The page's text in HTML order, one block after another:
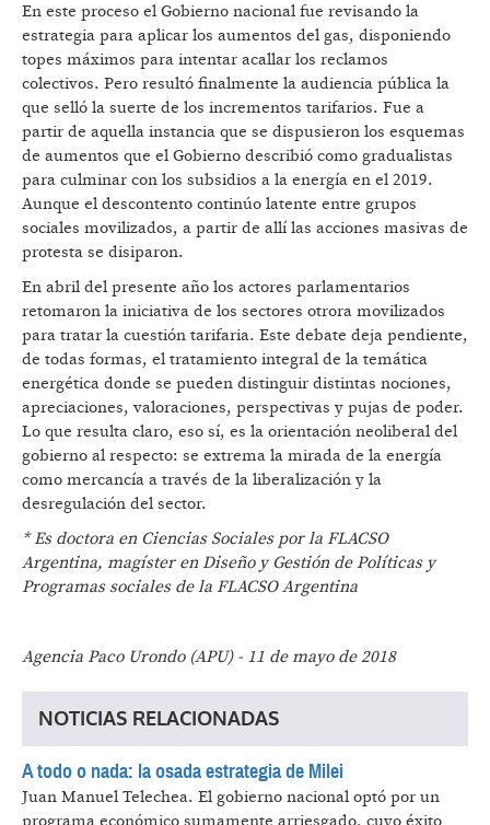
En este proceso el Gobierno nacional fue revisando la
estrategia para aplicar los aumentos del gas, disponiendo
topes máximos para intentar acallar los reclamos
colectivos. Pero resultó finalmente la audiencia pública la
que selló la suerte de los incrementos tarifarios. Fue a
partir de aquella instancia que se dispusieron los esquemas
de aumentos que el Gobierno describió como gradualistas
para culminar con los subsidios a la energía en el 2019.
Aunque el descontento continúo latente entre grupos
sociales movilizados, a partir de allí las acciones masivas de
protesta se disiparon.
En abril del presente año los actores parlamentarios
retomaron la iniciativa de los sectores otrora movilizados
para tratar la cuestión tarifaria. Este debate deja pendiente,
de todas formas, el tratamiento integral de la temática
energética donde se pueden distinguir distintas nociones,
apreciaciones, valoraciones, perspectivas y pujas de poder.
Lo que resulta claro, eso sí, es la orientación neoliberal del
gobierno al respecto: se extrema la mirada de la energía
como mercancía a través de la liberalización y la
desregulación del sector.
* Es doctora en Ciencias Sociales por la FLACSO
Argentina, magíster en Diseño y Gestión de Políticas y
Programas sociales de la FLACSO Argentina
Agencia Paco Urondo (APU) - 11 de mayo de 2018
NOTICIAS RELACIONADAS
A todo o nada: la osada estrategia de Milei
Juan Manuel Telechea. El gobierno nacional optó por un